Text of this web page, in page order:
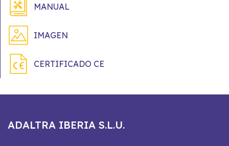
MANUAL
IMAGEN
CERTIFICADO CE
ADALTRA IBERIA S.L.U.